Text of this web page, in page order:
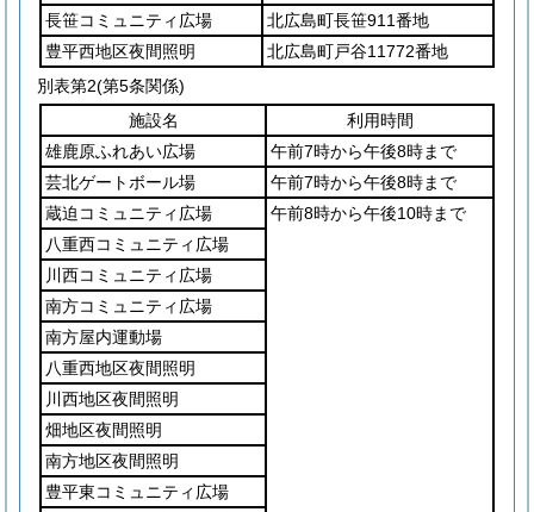
長笹コミュニティ広場
北広島町長笹911番地
豊平西地区夜間照明
北広島町戸谷11772番地
別表第2(第5条関係)
施設名
利用時間
雄鹿原ふれあい広場
午前7時から午後8時まで
芸北ゲートボール場
午前7時から午後8時まで
蔵迫コミュニティ広場
午前8時から午後10時まで
八重西コミュニティ広場
川西コミュニティ広場
南方コミュニティ広場
南方屋内運動場
八重西地区夜間照明
川西地区夜間照明
畑地区夜間照明
南方地区夜間照明
豊平東コミュニティ広場